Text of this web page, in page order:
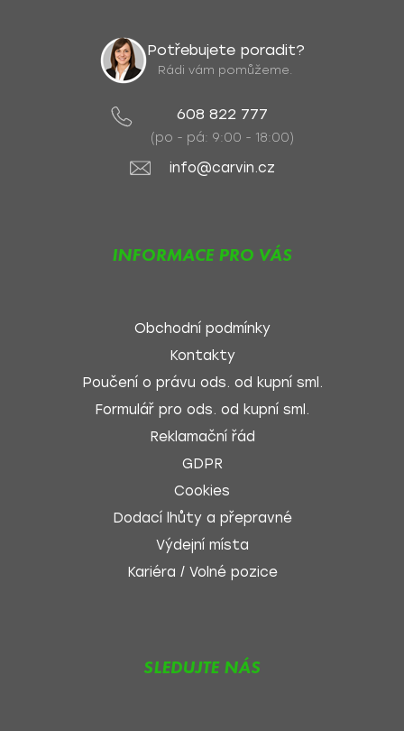
Potřebujete poradit?
Rádi vám pomůžeme.
608 822 777
(po - pá: 9:00 - 18:00)
info@carvin.cz
INFORMACE PRO VÁS
Obchodní podmínky
Kontakty
Poučení o právu ods. od kupní sml.
Formulář pro ods. od kupní sml.
Reklamační řád
GDPR
Cookies
Dodací lhůty a přepravné
Výdejní místa
Kariéra / Volné pozice
SLEDUJTE NÁS